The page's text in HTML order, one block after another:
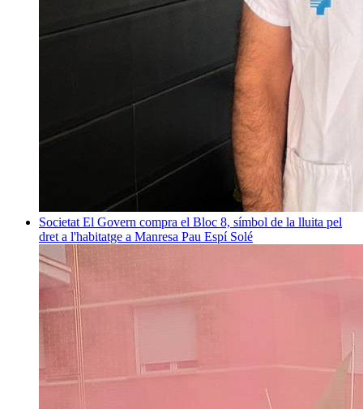
Societat El Govern compra el Bloc 8, símbol de la lluita pel
dret a l'habitatge a Manresa Pau Espí Solé